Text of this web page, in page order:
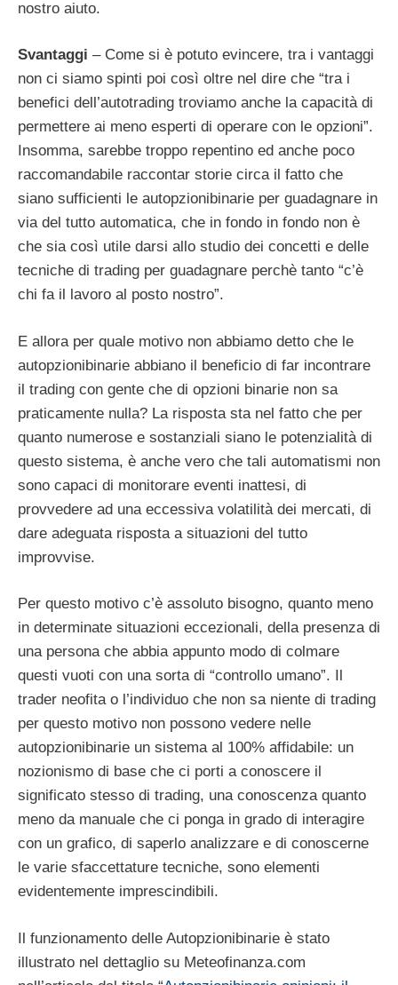
nostro aiuto.
Svantaggi – Come si è potuto evincere, tra i vantaggi
non ci siamo spinti poi così oltre nel dire che “tra i
benefici dell’autotrading troviamo anche la capacità di
permettere ai meno esperti di operare con le opzioni”.
Insomma, sarebbe troppo repentino ed anche poco
raccomandabile raccontar storie circa il fatto che
siano sufficienti le autopzionibinarie per guadagnare in
via del tutto automatica, che in fondo in fondo non è
che sia così utile darsi allo studio dei concetti e delle
tecniche di trading per guadagnare perchè tanto “c’è
chi fa il lavoro al posto nostro”.
E allora per quale motivo non abbiamo detto che le
autopzionibinarie abbiano il beneficio di far incontrare
il trading con gente che di opzioni binarie non sa
praticamente nulla? La risposta sta nel fatto che per
quanto numerose e sostanziali siano le potenzialità di
questo sistema, è anche vero che tali automatismi non
sono capaci di monitorare eventi inattesi, di
provvedere ad una eccessiva volatilità dei mercati, di
dare adeguata risposta a situazioni del tutto
improvvise.
Per questo motivo c’è assoluto bisogno, quanto meno
in determinate situazioni eccezionali, della presenza di
una persona che abbia appunto modo di colmare
questi vuoti con una sorta di “controllo umano”. Il
trader neofita o l’individuo che non sa niente di trading
per questo motivo non possono vedere nelle
autopzionibinarie un sistema al 100% affidabile: un
nozionismo di base che ci porti a conoscere il
significato stesso di trading, una conoscenza quanto
meno da manuale che ci ponga in grado di interagire
con un grafico, di saperlo analizzare e di conoscerne
le varie sfaccettature tecniche, sono elementi
evidentemente imprescindibili.
Il funzionamento delle Autopzionibinarie è stato
illustrato nel dettaglio su Meteofinanza.com